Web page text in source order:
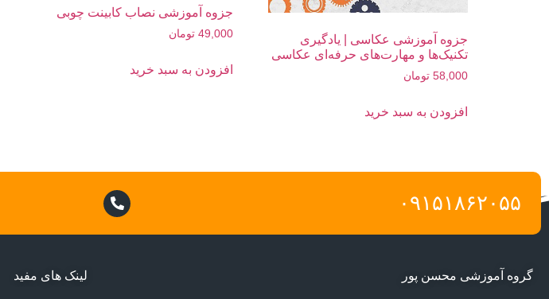
جزوه آموزشی عکاسی | یادگیری
تکنیک‌ها و مهارت‌های حرفه‌ای عکاسی
58,000 تومان
افزودن به سبد خرید
جزوه آموزشی نصاب کابینت چوبی
49,000 تومان
افزودن به سبد خرید
۰۹۱۵۱۸۶۲۰۵۵
گروه آموزشی محسن پور لینک های مفید